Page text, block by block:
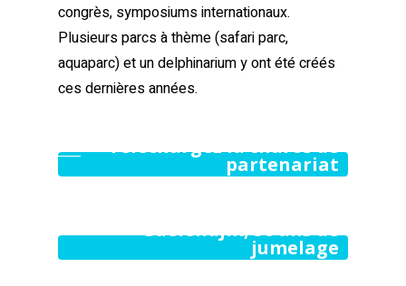
congrès, symposiums internationaux.
Plusieurs parcs à thème (safari parc,
aquaparc) et un delphinarium y ont été créés
ces dernières années.
Téléchargez la charte de
partenariat
Guelendjik, 50 ans de
jumelage